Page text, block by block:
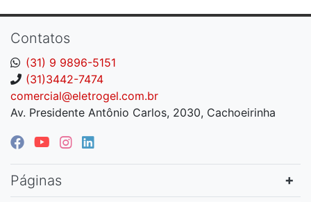
Contatos
(31) 9 9896-5151
(31)3442-7474
comercial@eletrogel.com.br
Av. Presidente Antônio Carlos, 2030, Cachoeirinha
Páginas